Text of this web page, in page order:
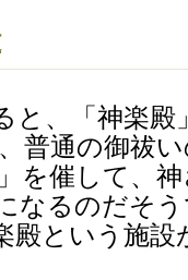
と、「神楽殿
普通の御祓
を催して、
なるのだそ
殿という施設